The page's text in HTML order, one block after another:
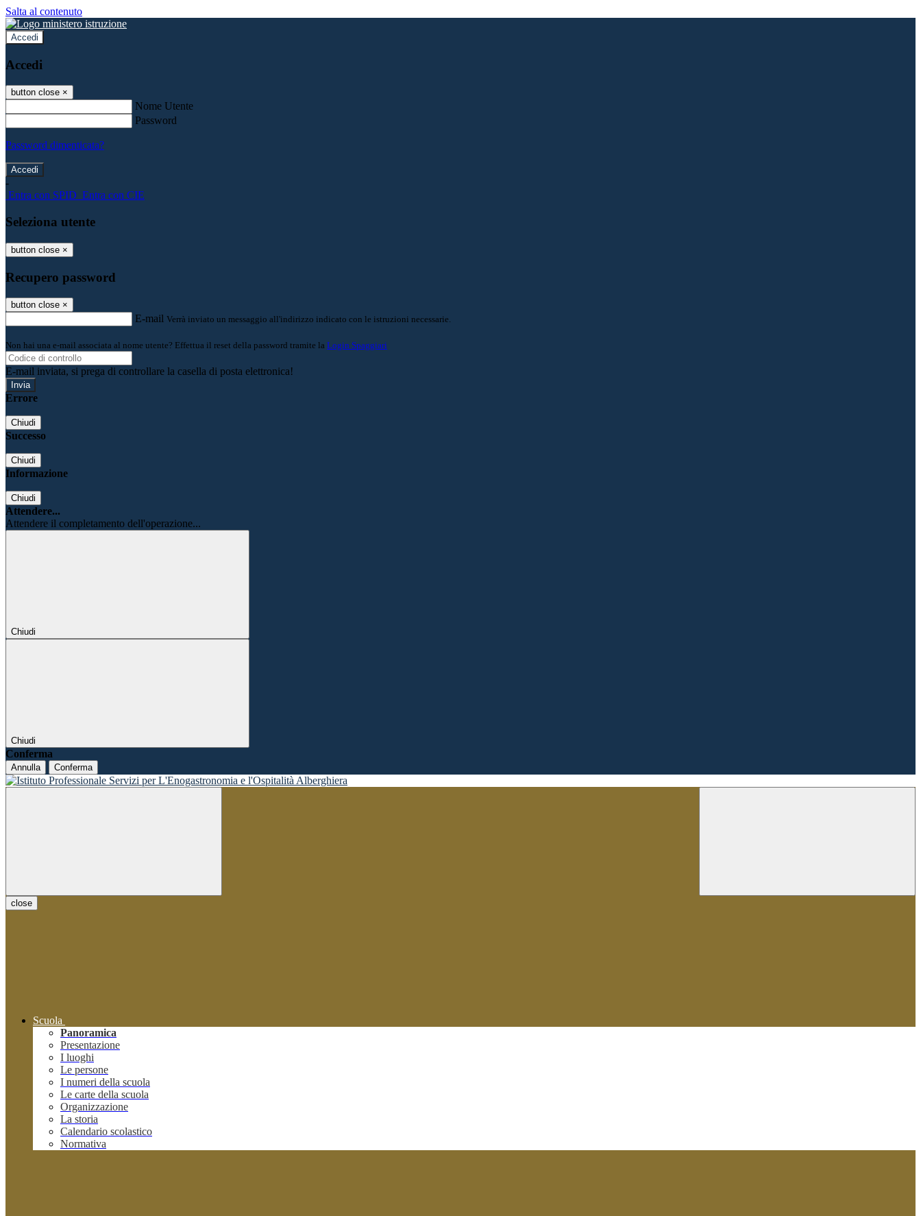
Salta al contenuto
Accedi
Accedi
button close ×
Nome Utente
Password
Password dimenticata?
-
Entra con SPID Entra con CIE
Seleziona utente
button close ×
Recupero password
button close ×
E-mail Verrà inviato un messaggio all'indirizzo indicato con le istruzioni necessarie.
Non hai una e-mail associata al nome utente? Effettua il reset della password tramite la Login Spaggiari
E-mail inviata, si prega di controllare la casella di posta elettronica!
Errore
Chiudi
Successo
Chiudi
Informazione
Chiudi
Attendere...
Attendere il completamento dell'operazione...
Chiudi
Chiudi
Conferma
Annulla Conferma
close
Scuola
Panoramica
Presentazione
I luoghi
Le persone
I numeri della scuola
Le carte della scuola
Organizzazione
La storia
Calendario scolastico
Normativa